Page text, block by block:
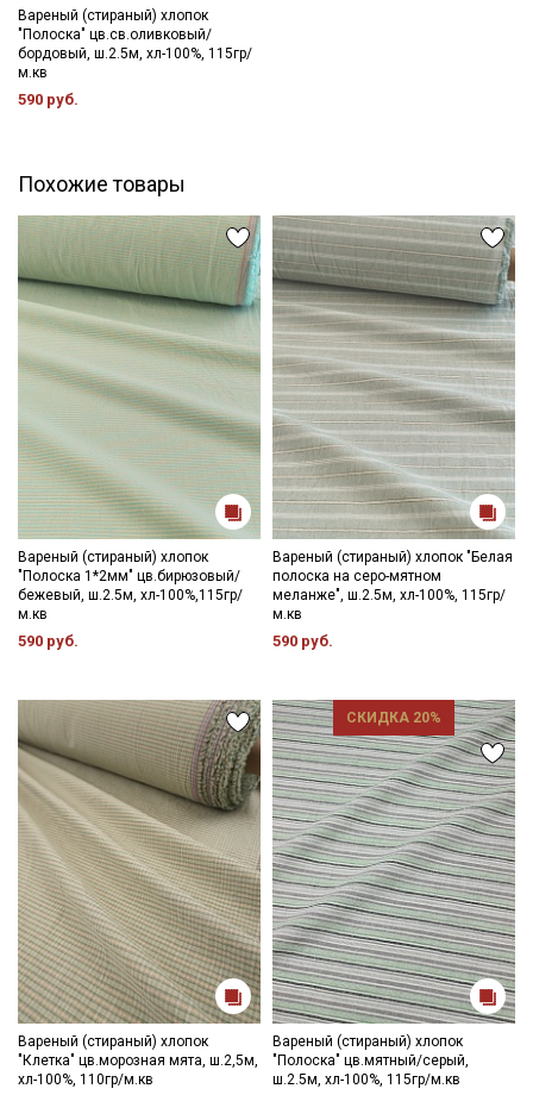
Вареный (стираный) хлопок
"Полоска" цв.св.оливковый/
бордовый, ш.2.5м, хл-100%, 115гр/
м.кв
590 руб.
Похожие товары
Вареный (стираный) хлопок
"Полоска 1*2мм" цв.бирюзовый/
бежевый, ш.2.5м, хл-100%,115гр/
м.кв
590 руб.
Вареный (стираный) хлопок "Белая
полоска на серо-мятном
меланже", ш.2.5м, хл-100%, 115гр/
м.кв
590 руб.
Вареный (стираный) хлопок
"Клетка" цв.морозная мята, ш.2,5м,
хл-100%, 110гр/м.кв
СКИДКА 20%
Вареный (стираный) хлопок
"Полоска" цв.мятный/серый,
ш.2.5м, хл-100%, 115гр/м.кв
Подписаться
Политикой обработки персональных
данных